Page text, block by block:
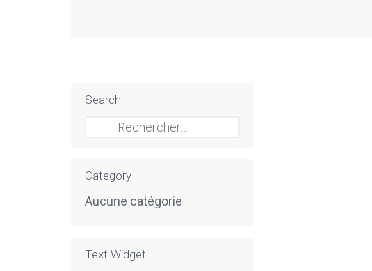
Search
Rechercher :
Category
Aucune catégorie
Text Widget